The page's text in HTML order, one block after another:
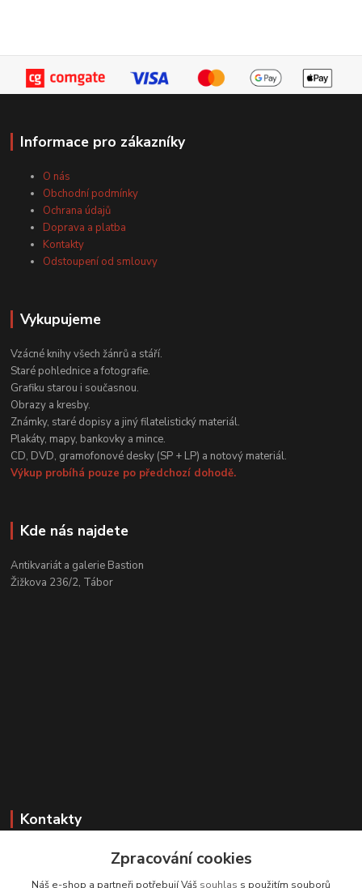
Informace pro zákazníky
O nás
Obchodní podmínky
Ochrana údajů
Doprava a platba
Kontakty
Odstoupení od smlouvy
Vykupujeme
Vzácné knihy všech žánrů a stáří.
Staré pohlednice a fotografie.
Grafiku starou i současnou.
Obrazy a kresby.
Známky, staré dopisy a jiný filatelistický materiál.
Plakáty, mapy, bankovky a mince.
CD, DVD, gramofonové desky (SP + LP) a notový materiál.
Výkup probíhá pouze po předchozí dohodě.
Kde nás najdete
Antikvariát a galerie Bastion
Žižkova 236/2, Tábor
Kontakty
Zákaznická podpora
+420 608 331 344
Zpracování cookies
Náš e-shop a partneři potřebují Váš souhlas s použitím souborů